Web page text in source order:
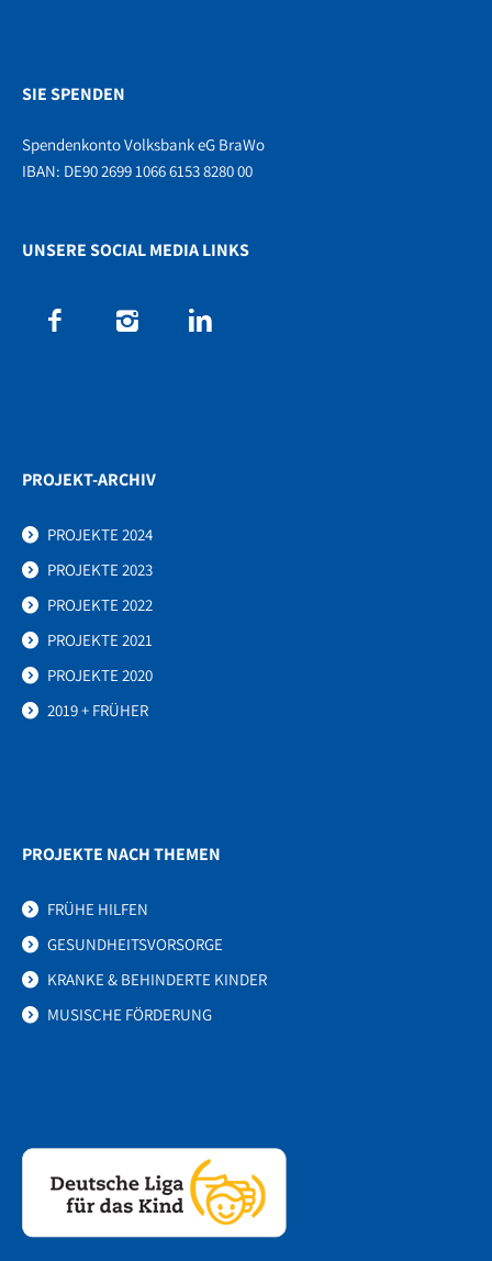
SIE SPENDEN
Spendenkonto Volksbank eG BraWo
IBAN: DE90 2699 1066 6153 8280 00
UNSERE SOCIAL MEDIA LINKS
PROJEKT-ARCHIV
PROJEKTE 2024
PROJEKTE 2023
PROJEKTE 2022
PROJEKTE 2021
PROJEKTE 2020
2019 + FRÜHER
PROJEKTE NACH THEMEN
FRÜHE HILFEN
GESUNDHEITSVORSORGE
KRANKE & BEHINDERTE KINDER
MUSISCHE FÖRDERUNG